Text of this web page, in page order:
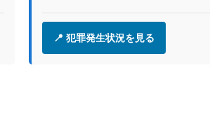
📍 犯罪発生状況を見る